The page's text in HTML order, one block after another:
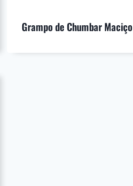
Grampo de Chumbar Maciço